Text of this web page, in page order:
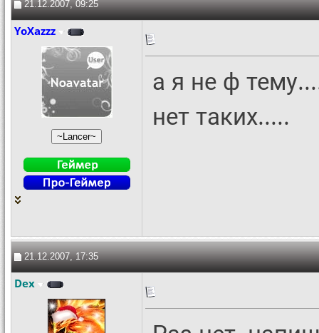
21.12.2007, 09:25
YoXazzz
а я не ф
нет таких.....
21.12.2007, 17:35
Dex